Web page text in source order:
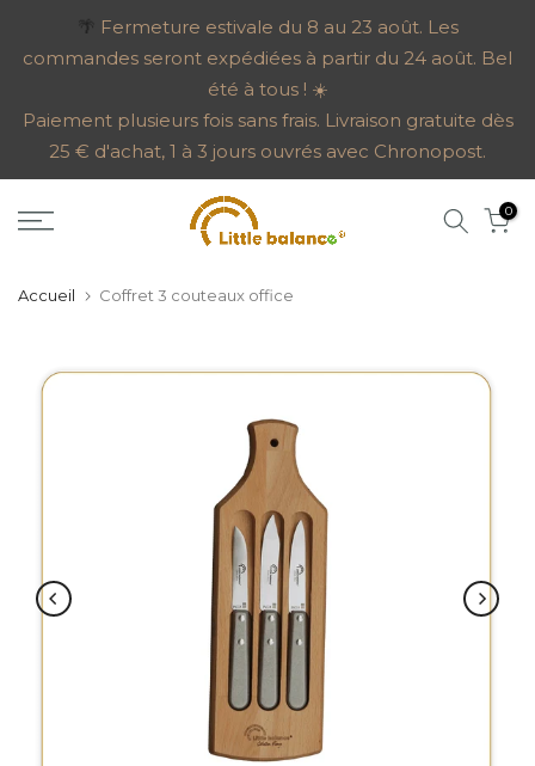
au
🌴 Fermeture estivale du 8 au 23 août. Les
commandes seront expédiées à partir du 24 août. Bel
été à tous ! ☀️
Paiement plusieurs fois sans frais. Livraison gratuite dès
25 € d'achat, 1 à 3 jours ouvrés avec Chronopost.
0
Accueil Coffret 3 couteaux office